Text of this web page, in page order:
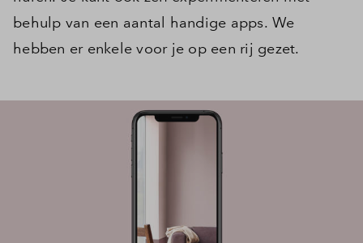
behulp van een aantal handige apps. We
hebben er enkele voor je op een rij gezet.